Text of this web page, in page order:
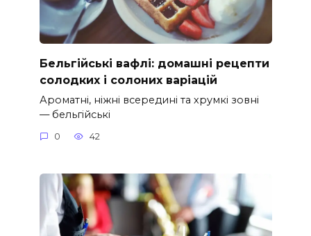
Бельгійські вафлі: домашні рецепти
солодких і солоних варіацій
Ароматні, ніжні всередині та хрумкі зовні
— бельгійські
0 42